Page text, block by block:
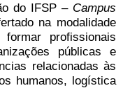
do IFSP – Campus
na modalidade
profissionais
públicas e
relacionadas às
humanos, logística